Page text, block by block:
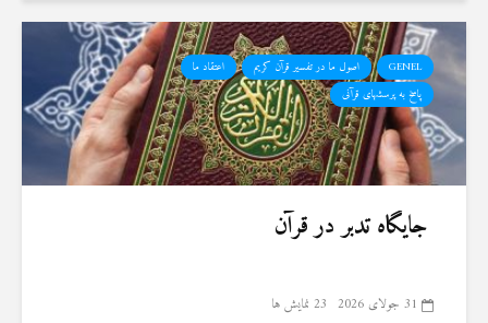
GENEL اصول ما در تفسیر قرآن کریم
اعتقاد ما
پاسخ به پرسشهای قرآنی
جایگاه تدبر در قرآن
31 جولای 2026 23 نمایش ها